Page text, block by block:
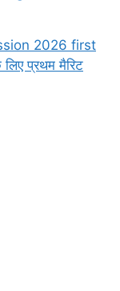
2026 first
प्रथम मैरिट